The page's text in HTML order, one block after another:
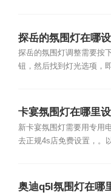
探岳的氛围灯在哪
探岳的氛围灯调整需要按
钮，然后找到灯光选项，
卡宴氛围灯在哪里
新卡宴氛围灯需要用专用
去正规4s店免费设置，。
奥迪q5l氛围灯在哪